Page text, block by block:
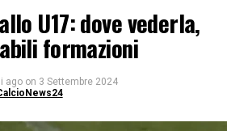
U17: dove vederla,
formazioni
ago on 3 Settembre 2024